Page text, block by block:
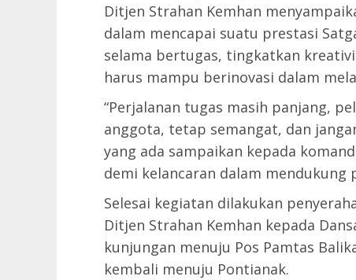
Ditjen Strahan Kemhan
dalam mencapai suatu prestasi
selama bertugas, tingkatkan
harus mampu berinovasi dalam
“Perjalanan tugas masih panjang,
anggota, tetap semangat, dan
yang ada sampaikan kepada
demi kelancaran dalam mendukung
Selesai kegiatan dilakukan
Ditjen Strahan Kemhan kepada
kunjungan menuju Pos Pamtas
kembali menuju Pontianak.